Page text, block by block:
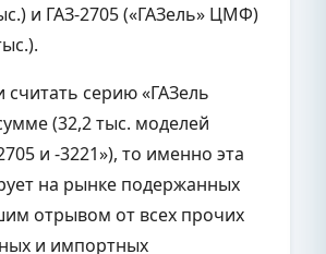
и ГАЗ-2705 («ГАЗель» ЦМФ)
считать серию «ГАЗель
(32,2 тыс. моделей
и -3221»), то именно эта
на рынке подержанных
отрывом от всех прочих
и импортных